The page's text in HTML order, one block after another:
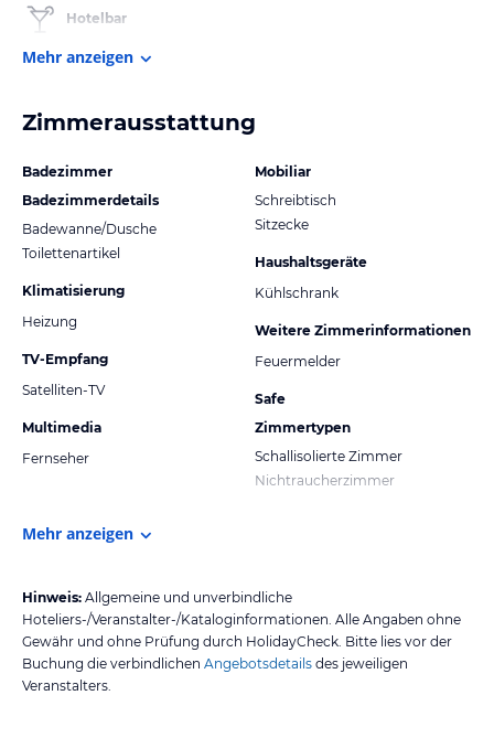
Hotelbar
Mehr anzeigen
Zimmerausstattung
Badezimmer
Badezimmerdetails
Badewanne/Dusche
Toilettenartikel
Klimatisierung
Heizung
TV-Empfang
Satelliten-TV
Multimedia
Fernseher
Mobiliar
Schreibtisch
Sitzecke
Haushaltsgeräte
Kühlschrank
Weitere Zimmerinformationen
Feuermelder
Safe
Zimmertypen
Schallisolierte Zimmer
Nichtraucherzimmer
Mehr anzeigen
Hinweis: Allgemeine und unverbindliche
Hoteliers-/Veranstalter-/Kataloginformationen. Alle Angaben ohne
Gewähr und ohne Prüfung durch HolidayCheck. Bitte lies vor der
Buchung die verbindlichen Angebotsdetails des jeweiligen
Veranstalters.